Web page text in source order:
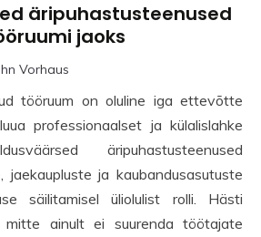
äripuhastusteenused
jaoks
Vorhaus
tööruum on oluline iga ettevõtte
professionaalset ja külalislahke
äripuhastusteenused
jaekaupluste ja kaubandusasutuste
säilitamisel üliolulist rolli. Hästi
ainult ei suurenda töötajate